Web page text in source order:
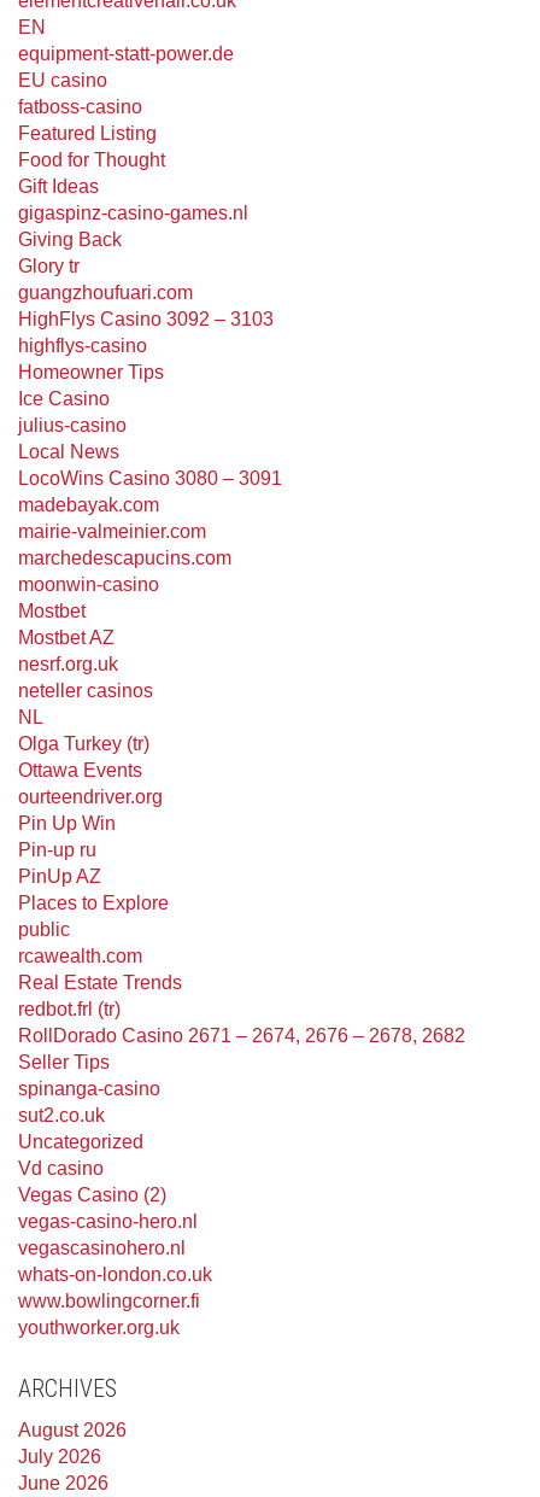
EN
equipment-statt-power.de
EU casino
fatboss-casino
Featured Listing
Food for Thought
Gift Ideas
gigaspinz-casino-games.nl
Giving Back
Glory tr
guangzhoufuari.com
HighFlys Casino 3092 – 3103
highflys-casino
Homeowner Tips
Ice Casino
julius-casino
Local News
LocoWins Casino 3080 – 3091
madebayak.com
mairie-valmeinier.com
marchedescapucins.com
moonwin-casino
Mostbet
Mostbet AZ
nesrf.org.uk
neteller casinos
NL
Olga Turkey (tr)
Ottawa Events
ourteendriver.org
Pin Up Win
Pin-up ru
PinUp AZ
Places to Explore
public
rcawealth.com
Real Estate Trends
redbot.frl (tr)
RollDorado Casino 2671 – 2674, 2676 – 2678, 2682
Seller Tips
spinanga-casino
sut2.co.uk
Uncategorized
Vd casino
Vegas Casino (2)
vegas-casino-hero.nl
vegascasinohero.nl
whats-on-london.co.uk
www.bowlingcorner.fi
youthworker.org.uk
ARCHIVES
August 2026
July 2026
June 2026